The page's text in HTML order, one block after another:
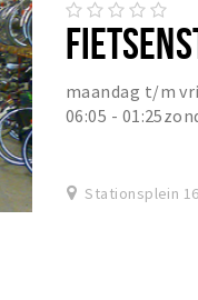
maandag t/m
06:05 -
Stationsplein